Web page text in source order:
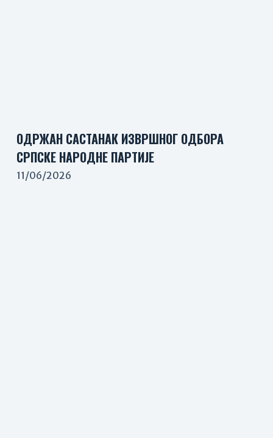
ОДРЖАН САСТАНАК ИЗВРШНОГ ОДБОРА
СРПСКЕ НАРОДНЕ ПАРТИЈЕ
11/06/2026